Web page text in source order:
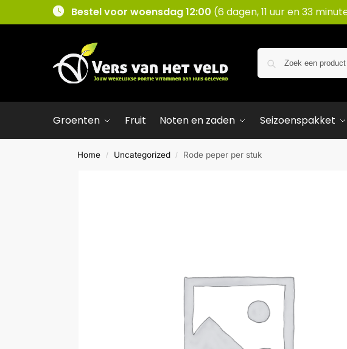
Bestel voor woensdag 12:00 (6 dagen, 11 uur en 33
Groenten Fruit Noten en zaden Seizoenspakket
Home / Uncategorized / Rode peper per stuk